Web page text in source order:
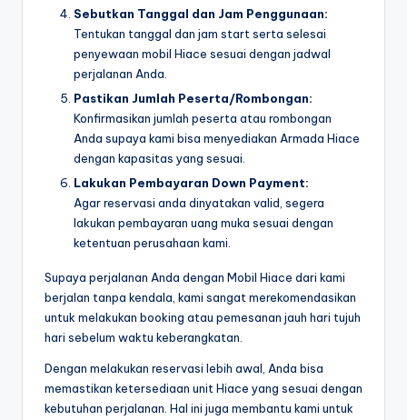
Sebutkan Tanggal dan Jam Penggunaan:
Tentukan tanggal dan jam start serta selesai
penyewaan mobil Hiace sesuai dengan jadwal
perjalanan Anda.
Pastikan Jumlah Peserta/Rombongan:
Konfirmasikan jumlah peserta atau rombongan
Anda supaya kami bisa menyediakan Armada Hiace
dengan kapasitas yang sesuai.
Lakukan Pembayaran Down Payment:
Agar reservasi anda dinyatakan valid, segera
lakukan pembayaran uang muka sesuai dengan
ketentuan perusahaan kami.
Supaya perjalanan Anda dengan Mobil Hiace dari kami
berjalan tanpa kendala, kami sangat merekomendasikan
untuk melakukan booking atau pemesanan jauh hari tujuh
hari sebelum waktu keberangkatan.
Dengan melakukan reservasi lebih awal, Anda bisa
memastikan ketersediaan unit Hiace yang sesuai dengan
kebutuhan perjalanan. Hal ini juga membantu kami untuk